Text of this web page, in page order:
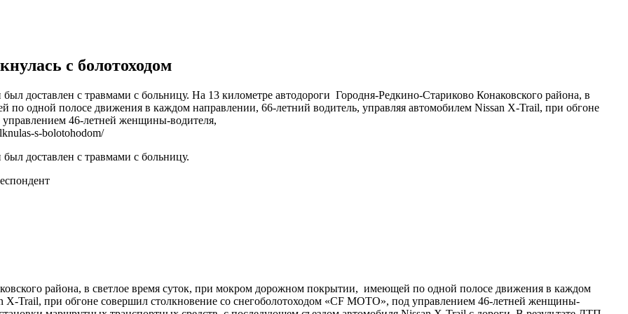
с болотоходом
доставлен с травмами с больницу. На 13 километре автодороги Городня-Редкино-Стариково Конаковского района, в
одной полосе движения в каждом направлении, 66-летний водитель, управляя автомобилем Nissan X-Trail, при обгоне
46-летней женщины-водителя,
s-bolotohodom/
доставлен с травмами с больницу.
района, в светлое время суток, при мокром дорожном покрытии, имеющей по одной полосе движения в каждом
X-Trail, при обгоне совершил столкновение со снегоболотоходом «CF MOTO», под управлением 46-летней женщины-